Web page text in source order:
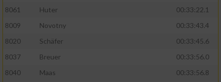
8061
Huter
00:33:22.1
8009
Novotny
00:33:43.4
8020
Schäfer
00:33:45.6
8037
Breuer
00:33:56.0
8040
Maas
00:33:56.8